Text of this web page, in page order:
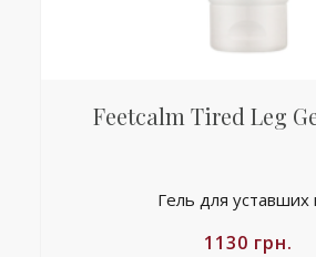
Feetcalm Tired Leg
Гель для уставших
1130 грн.